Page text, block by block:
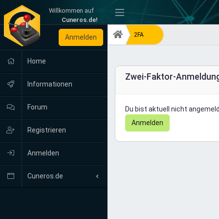
Willkommen auf
Cuneros.de!
-
Anmelden
Home
Informationen
Forum
Registrieren
Anmelden
Cuneros.de
2FA
Zwei-Faktor-
Du bist aktuell nicht
Anmelden